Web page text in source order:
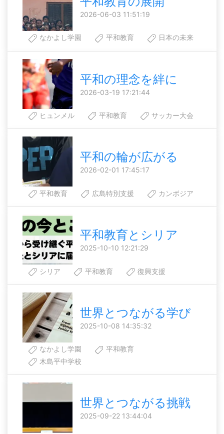
2026-06-03 11:51:19
なかよし学園 平和教育 日本の未来
平和の理念を絆に
2026-03-19 17:21:44
ヒュンメル 平和教育 サッカー大会
平和の輪が広がる
2026-02-01 17:45:17
平和教育 広島特別支援 カンボジア
平和教育とシリア
2025-10-10 12:21:29
シリア 平和教育 復興支援
世界とつながる学び
2025-10-08 14:35:32
なかよし学園
平和教育
木島平中学校
世界とつながる挑戦
2025-09-22 13:44:04